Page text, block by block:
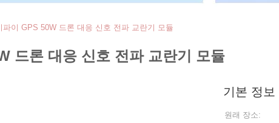
파이 GPS 50W 드론 대응 신호 전파 교란기 모듈
드론 대응 신호 전파 교란기 모듈
기본 정보
원래 장소: